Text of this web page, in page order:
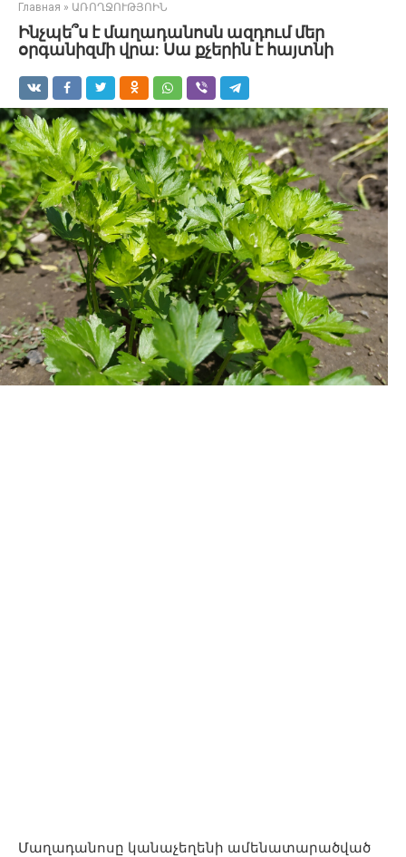
Главная » ԱՌՈՂՋՈՒԹՅՈԻՆ
Ինչպե՞ս է մաղադանոսն ազդում մեր
օրգանիզմի վրա: Սա քչերին է հայտնի
Մաղադանոսը կանաչեղենի ամենատարածված